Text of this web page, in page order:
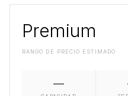
Premium
RANGO DE PRECIO ESTIMADO
—